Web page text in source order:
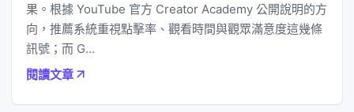
果。根據 YouTube 官方 Creator Academy 公開說明的方
向，推薦系統重視點擊率、觀看時間與觀眾滿意度這幾條
訊號；而 G…
閱讀文章